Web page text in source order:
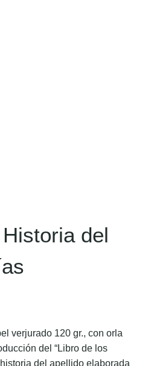
del
verjurado 120 gr., con orla
del “Libro de los
del apellido elaborada